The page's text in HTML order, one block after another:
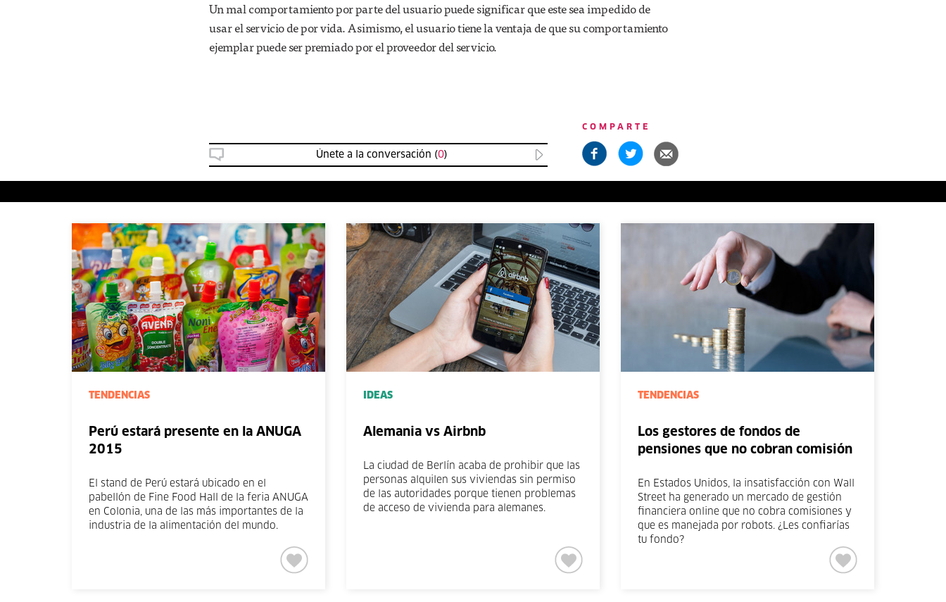
Un mal comportamiento por parte del usuario puede significar que este sea impedido de
usar el servicio de por vida. Asimismo, el usuario tiene la ventaja de que su comportamiento
ejemplar puede ser premiado por el proveedor del servicio.
Únete a la conversación (0)
COMPARTE
TENDENCIAS
Perú estará presente en la ANUGA
2015
El stand de Perú estará ubicado en el
pabellón de Fine Food Hall de la feria ANUGA
en Colonia, una de las más importantes de la
industria de la alimentación del mundo.
IDEAS
Alemania vs Airbnb
La ciudad de Berlín acaba de prohibir que las
personas alquilen sus viviendas sin permiso
de las autoridades porque tienen problemas
de acceso de vivienda para alemanes.
TENDENCIAS
Los gestores de fondos de
pensiones que no cobran comisión
En Estados Unidos, la insatisfacción con Wall
Street ha generado un mercado de gestión
financiera online que no cobra comisiones y
que es manejada por robots. ¿Les confiarías
tu fondo?